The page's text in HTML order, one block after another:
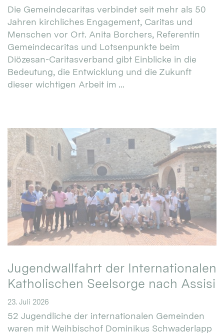
Die Gemeindecaritas verbindet seit mehr als 50
Jahren kirchliches Engagement, Caritas und
Menschen vor Ort. Anita Borchers, Referentin
Gemeindecaritas und Lotsenpunkte beim
Diözesan-Caritasverband gibt Einblicke in die
Bedeutung, die Entwicklung und die Zukunft
dieser wichtigen Arbeit im ...
Jugendwallfahrt der Internationalen
Katholischen Seelsorge nach Assisi
23. Juli 2026
52 Jugendliche der internationalen Gemeinden
waren mit Weihbischof Dominikus Schwaderlapp